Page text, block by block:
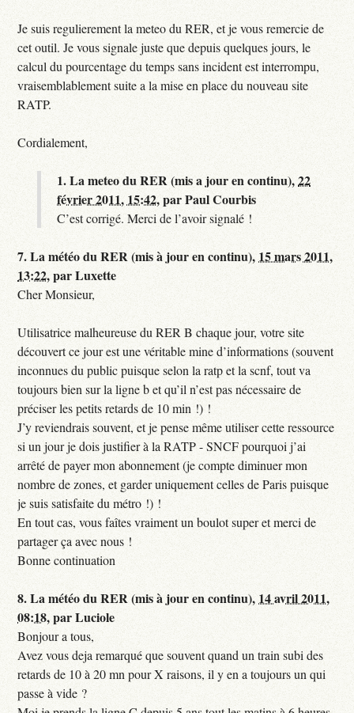
Je suis regulierement la meteo du RER, et je vous remercie de
cet outil. Je vous signale juste que depuis quelques jours, le
calcul du pourcentage du temps sans incident est interrompu,
vraisemblablement suite a la mise en place du nouveau site
RATP.
Cordialement,
1.La meteo du RER (mis a jour en continu),22
février 2011, 15:42,parPaul Courbis
C’est corrigé. Merci de l’avoir signalé !
7.La météo du RER (mis à jour en continu), 15 mars 2011,
13:22,parLuxette
Cher Monsieur,
Utilisatrice malheureuse du RER B chaque jour, votre site
découvert ce jour est une véritable mine d’informations (souvent
inconnues du public puisque selon la ratp et la scnf, tout va
toujours bien sur la ligne b et qu’il n’est pas nécessaire de
préciser les petits retards de 10 min !) !
J’y reviendrais souvent, et je pense même utiliser cette ressource
si un jour je dois justifier à la RATP - SNCF pourquoi j’ai
arrêté de payer mon abonnement (je compte diminuer mon
nombre de zones, et garder uniquement celles de Paris puisque
je suis satisfaite du métro !) !
En tout cas, vous faîtes vraiment un boulot super et merci de
partager ça avec nous !
Bonne continuation
8.La météo du RER (mis à jour en continu), 14 avril 2011,
08:18,parLuciole
Bonjour a tous,
Avez vous deja remarqué que souvent quand un train subi des
retards de 10 à 20 mn pour X raisons, il y en a toujours un qui
passe à vide ?